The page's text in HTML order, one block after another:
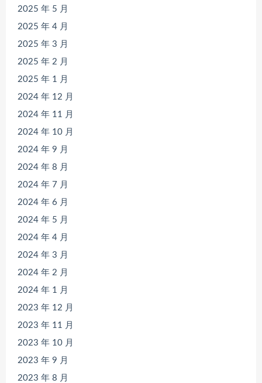
2025 年 5 月
2025 年 4 月
2025 年 3 月
2025 年 2 月
2025 年 1 月
2024 年 12 月
2024 年 11 月
2024 年 10 月
2024 年 9 月
2024 年 8 月
2024 年 7 月
2024 年 6 月
2024 年 5 月
2024 年 4 月
2024 年 3 月
2024 年 2 月
2024 年 1 月
2023 年 12 月
2023 年 11 月
2023 年 10 月
2023 年 9 月
2023 年 8 月